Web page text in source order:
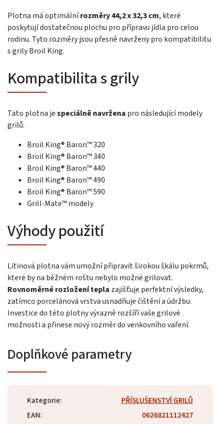
Plotna má optimálnírozměry 44,2 x 32,3 cm, které
poskytují dostatečnou plochu pro přípravu jídla pro celou
rodinu. Tyto rozměry jsou přesně navrženy pro kompatibilitu
s grily Broil King.
Kompatibilita s grily
Tato plotna jespeciálně navržena pro následující modely
grilů:
Broil King® Baron™ 320
Broil King® Baron™ 340
Broil King® Baron™ 440
Broil King® Baron™ 490
Broil King® Baron™ 590
Grill-Mate™ modely
Výhody použití
Litinová plotna vám umožní připravit širokou škálu pokrmů,
které by na běžném roštu nebylo možné grilovat.
Rovnoměrné rozložení tepla zajišťuje perfektní výsledky,
zatímco porcelánová vrstva usnadňuje čištění a údržbu.
Investice do této plotny výrazně rozšíří vaše grilové
možnosti a přinese nový rozměr do venkovního vaření.
Doplňkové parametry
Kategorie:
PŘÍSLUŠENSTVÍ GRILŮ
EAN:
0626821112427